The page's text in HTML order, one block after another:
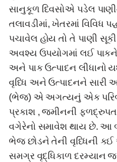
સાનુકૂળ દિવસોએ પડેલ
તલાવડીમાં, ખેતરમાં વિવિધ
પચાવેલ હોય તો તે પાણી
અવશ્ય ઉપયોગમાં લઈ
અને પાક ઉત્પાદન લીધાનો
વૃધ્ધિ અને ઉત્પાદનને સારી
(ભેજ) એ અગત્યનું એક
પ્રકાશ , જમીનની
વગેરેનો સમાવેશ થાય છે.
ભેજ છોડને તેની વૃધ્ધિની
સમગ્ર વૃદ્ધિકાળ દરમ્યાન